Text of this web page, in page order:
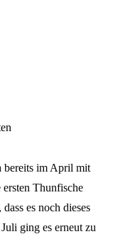
bereits im April mit
Thunfische
es noch dieses
ging es erneut zu